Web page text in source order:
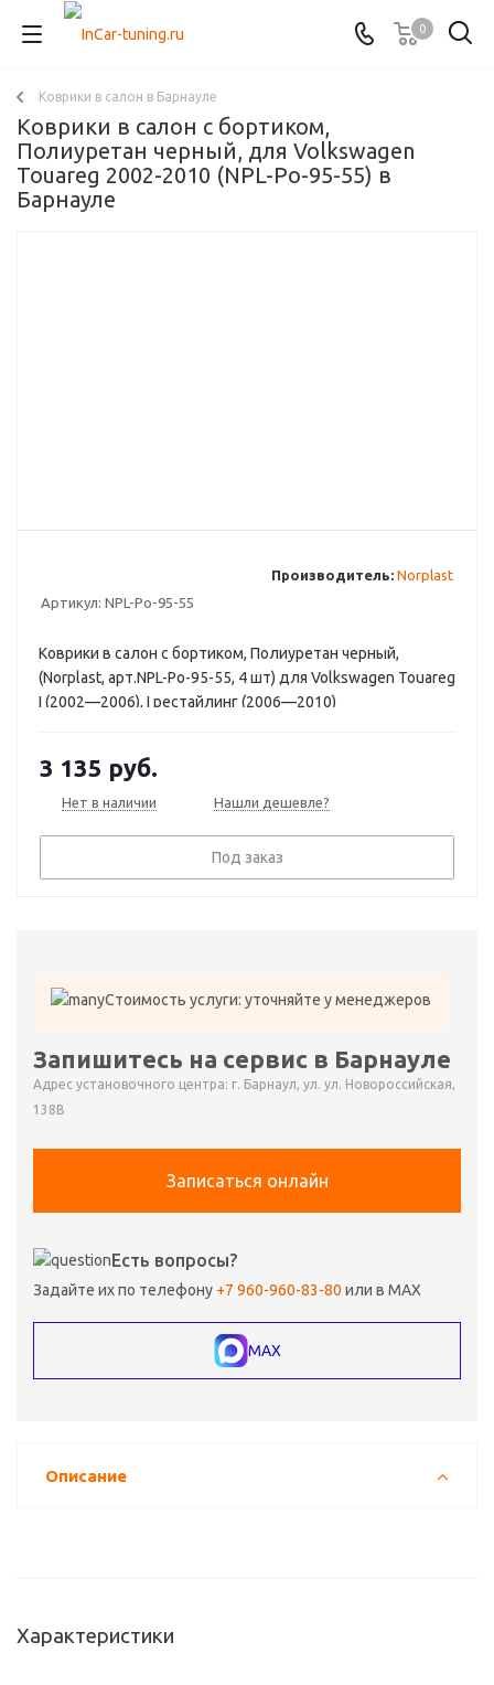
0
Коврики в салон в Барнауле
Коврики в салон с бортиком,
Полиуретан черный, для Volkswagen
Touareg 2002-2010 (NPL-Po-95-55) в
Барнауле
Артикул: NPL-Po-95-55
Производитель: Norplast
Коврики в салон с бортиком, Полиуретан черный,
(Norplast, арт.NPL-Po-95-55, 4 шт) для Volkswagen Touareg
I (2002—2006), I рестайлинг (2006—2010)
3 135 руб.
Нет в наличии Нашли дешевле?
Под заказ
Стоимость услуги: уточняйте у менеджеров
Запишитесь на сервис в Барнауле
Адрес установочного центра: г. Барнаул, ул. ул. Новороссийская,
138В
Записаться онлайн
Есть вопросы?
Задайте их по телефону +7 960-960-83-80 или в MAX
MAX
Описание
Характеристики